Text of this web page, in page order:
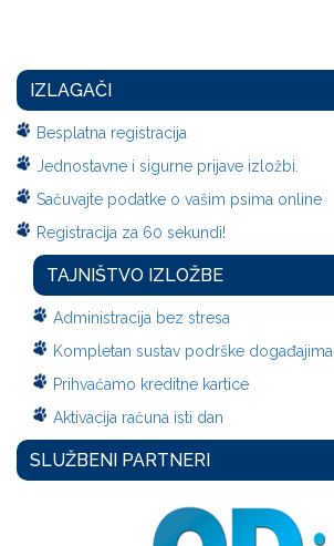
IZLAGAČI
Besplatna registracija
Jednostavne i sigurne prijave izložbi.
Sačuvajte podatke o vašim psima online
Registracija za 60 sekundi!
TAJNIŠTVO IZLOŽBE
Administracija bez stresa
Kompletan sustav podrške događajima
Prihvaćamo kreditne kartice
Aktivacija računa isti dan
SLUŽBENI PARTNERI